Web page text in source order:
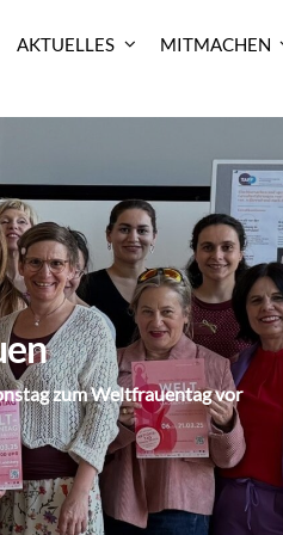
AKTUELLES MITMACHEN
zum Weltfrauentag vor